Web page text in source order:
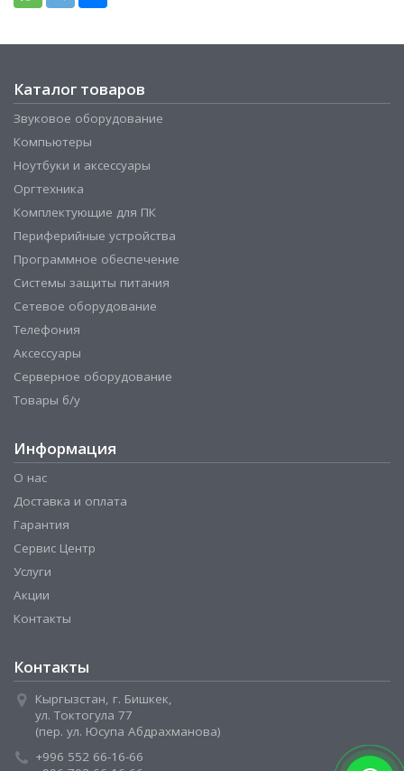
Каталог товаров
Звуковое оборудование
Компьютеры
Ноутбуки и аксессуары
Оргтехника
Комплектующие для ПК
Периферийные устройства
Программное обеспечение
Системы защиты питания
Сетевое оборудование
Телефония
Аксессуары
Серверное оборудование
Товары б/у
Информация
О нас
Доставка и оплата
Гарантия
Сервис Центр
Услуги
Акции
Контакты
Контакты
Кыргызстан, г. Бишкек,
ул. Токтогула 77
(пер. ул. Юсупа Абдрахманова)
+996 552 66-16-66